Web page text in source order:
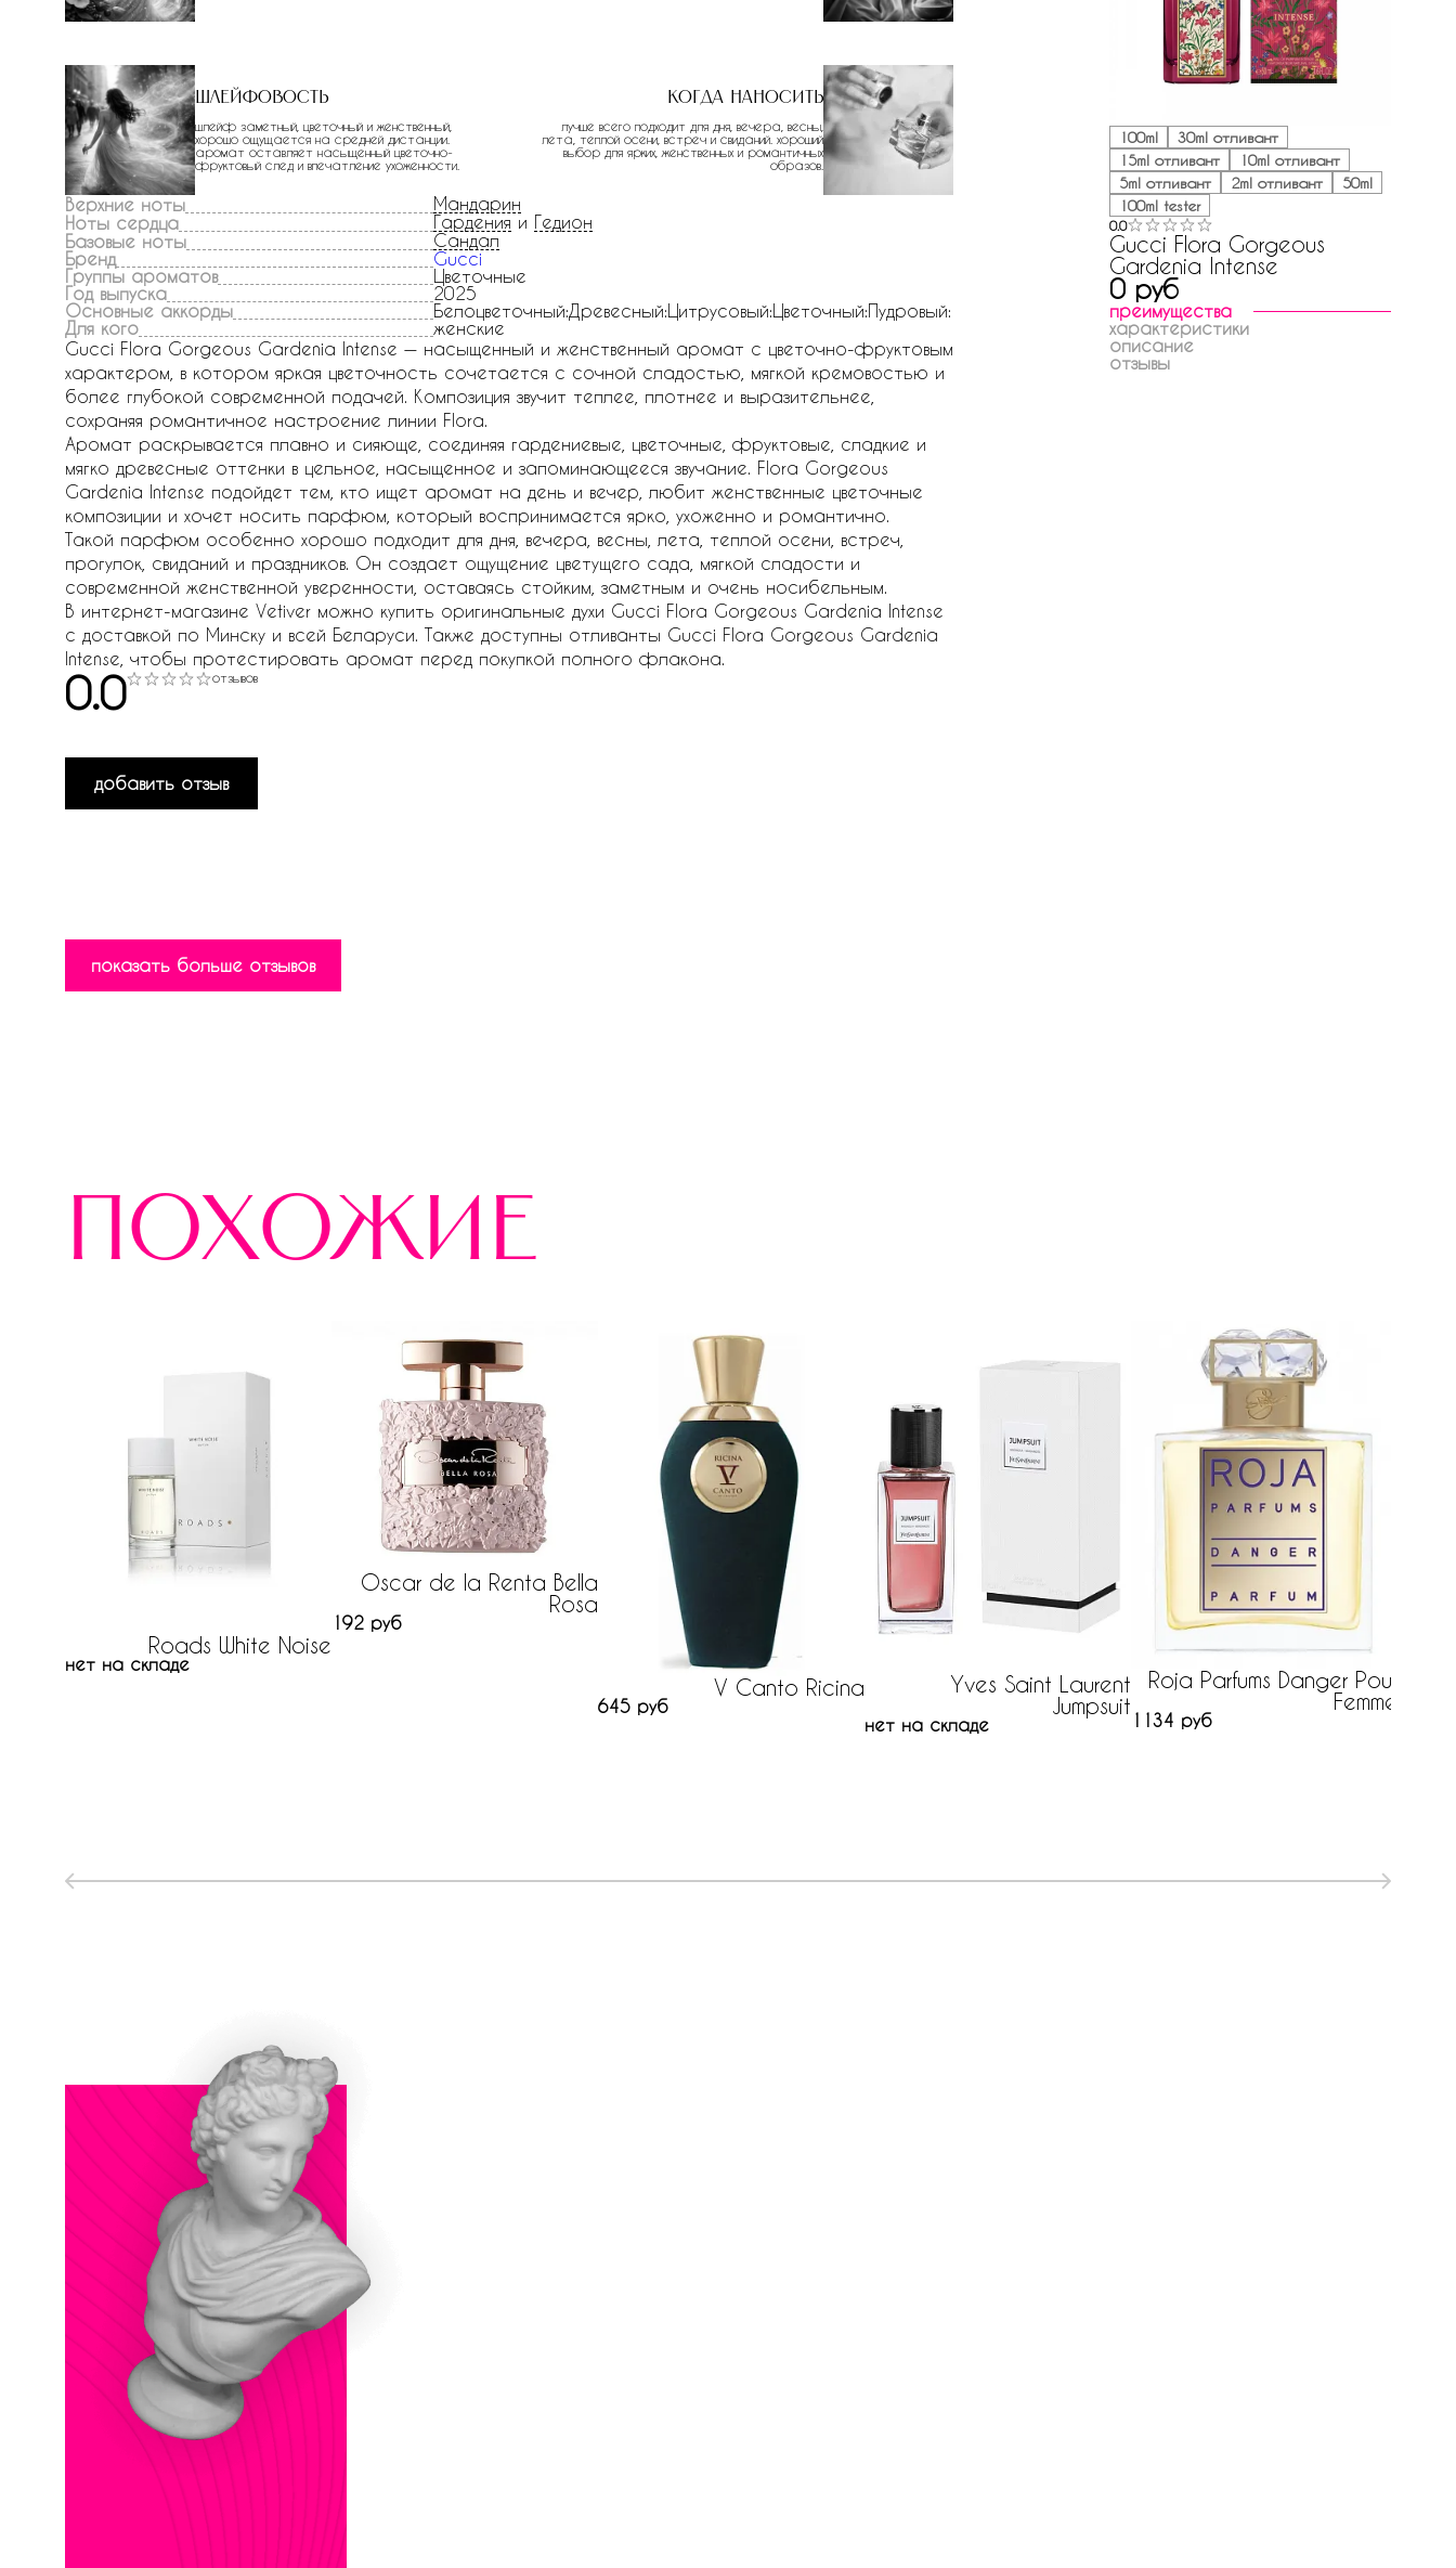
Шлейфовость
шлейф заметный, цветочный и женственный,
хорошо ощущается на средней дистанции.
аромат оставляет насыщенный цветочно-
фруктовый след и впечатление ухоженности.
Когда наносить
лучше всего подходит для дня, вечера, весны,
лета, теплой осени, встреч и свиданий. хороший
выбор для ярких, женственных и романтичных
образов.
Верхние ноты
Мандарин
Ноты сердца
Гардения и Гедион
Базовые ноты
Сандал
Бренд
Gucci
Группы ароматов
Цветочные
Год выпуска
2025
Основные аккорды
Белоцветочный:Древесный:Цитрусовый:Цветочный:Пудровый:
Для кого
женские
Gucci Flora Gorgeous Gardenia Intense — насыщенный и женственный аромат с цветочно-фруктовым
характером, в котором яркая цветочность сочетается с сочной сладостью, мягкой кремовостью и
более глубокой современной подачей. Композиция звучит теплее, плотнее и выразительнее,
сохраняя романтичное настроение линии Flora.
Аромат раскрывается плавно и сияюще, соединяя гардениевые, цветочные, фруктовые, сладкие и
мягко древесные оттенки в цельное, насыщенное и запоминающееся звучание. Flora Gorgeous
Gardenia Intense подойдет тем, кто ищет аромат на день и вечер, любит женственные цветочные
композиции и хочет носить парфюм, который воспринимается ярко, ухоженно и романтично.
Такой парфюм особенно хорошо подходит для дня, вечера, весны, лета, теплой осени, встреч,
прогулок, свиданий и праздников. Он создает ощущение цветущего сада, мягкой сладости и
современной женственной уверенности, оставаясь стойким, заметным и очень носибельным.
В интернет-магазине Vetiver можно купить оригинальные духи Gucci Flora Gorgeous Gardenia Intense
с доставкой по Минску и всей Беларуси. Также доступны отливанты Gucci Flora Gorgeous Gardenia
Intense, чтобы протестировать аромат перед покупкой полного флакона.
0.0 отзывов
добавить отзыв
показать больше отзывов
100ml
30ml отливант
15ml отливант
10ml отливант
5ml отливант
2ml отливант
50ml
100ml tester
0.0
Gucci Flora Gorgeous
Gardenia Intense
0 руб
преимущества
характеристики
описание
отзывы
похожие
Roads White Noise
нет на складе
Oscar de la Renta Bella
Rosa
192 руб
V Canto Ricina
645 руб
Yves Saint Laurent
Jumpsuit
нет на складе
Roja Parfums Danger Pour
Femme
1134 руб